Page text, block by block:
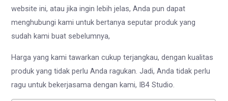
website ini, atau jika ingin lebih jelas, Anda pun dapat
menghubungi kami untuk bertanya seputar produk yang
sudah kami buat sebelumnya,
Harga yang kami tawarkan cukup terjangkau, dengan kualitas
produk yang tidak perlu Anda ragukan. Jadi, Anda tidak perlu
ragu untuk bekerjasama dengan kami, IB4 Studio.